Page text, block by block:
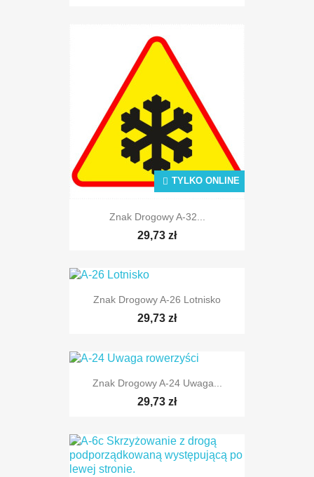
TYLKO ONLINE
Znak Drogowy A-32...
29,73 zł
TYLKO ONLINE
Znak Drogowy A-26 Lotnisko
29,73 zł
Znak Drogowy A-24 Uwaga...
29,73 zł